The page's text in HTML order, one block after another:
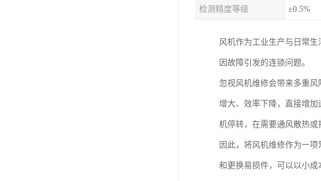
检测精度等级 ±0.5%
风机作为工业生产与日常
因故障引发的连锁问题。
忽视风机维修会带来多重
增大、效率下降，直接增
机停转，在需要通风散热或
因此，将风机维修作为一
和更换易损件，可以以小